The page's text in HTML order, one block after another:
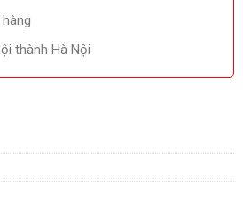
thành Hà Nội